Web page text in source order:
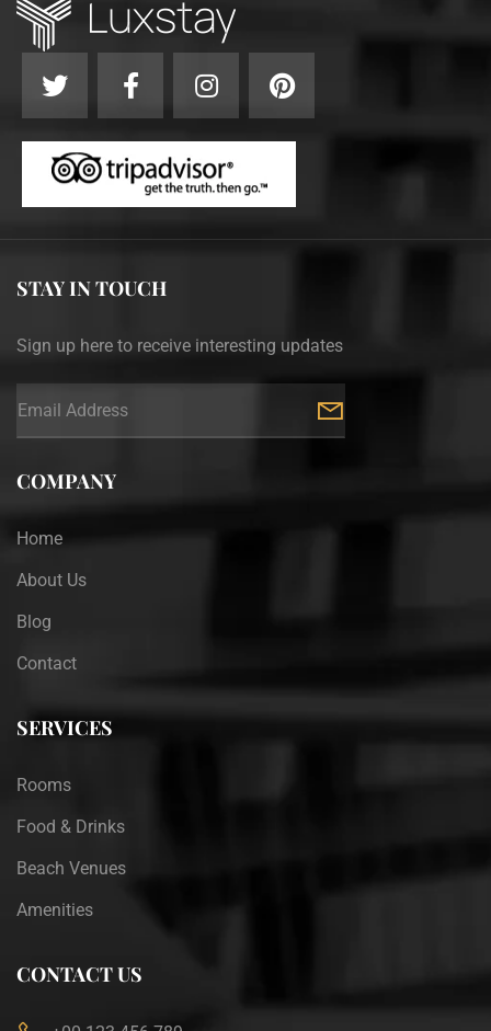
STAY IN TOUCH
Sign up here to receive interesting updates
COMPANY
Home
About Us
Blog
Contact
SERVICES
Rooms
Food & Drinks
Beach Venues
Amenities
CONTACT US